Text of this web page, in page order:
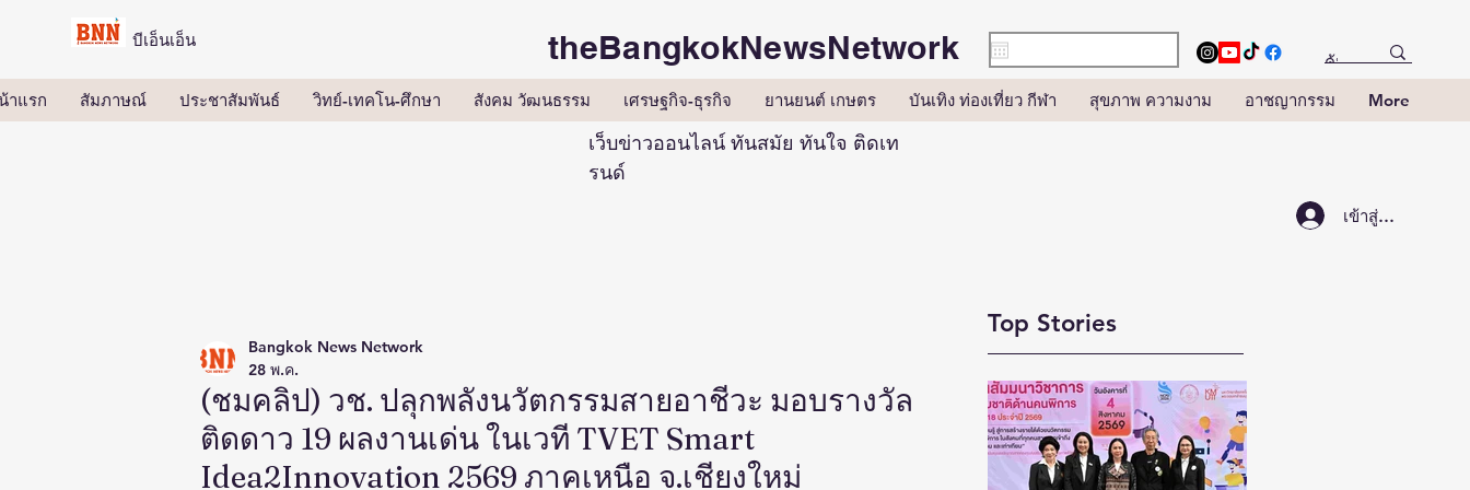
บีเอ็นเอ็น theBangkokNewsNetwork
าแรก สัมภาษณ์ ประชาสัมพันธ์ วิทย์-เทคโน-ศึกษา สังคม วัฒนธรรม เศรษฐกิจ-ธุรกิจ ยานยนต์ เกษตร บันเทิง ท่องเที่ยว กีฬา สุขภาพ ความงาม อาชญากรรม More
เว็บข่าวออนไลน์ ทันสมัย ทันใจ ติดเท
รนด์
เข้าสู่ระบบ
(ชมคลิป) วช. ปลุกพลังนวัตกรรมสายอาชีวะ มอบรางวัล
ติดดาว 19 ผลงานเด่น ในเวที TVET Smart
Idea2Innovation 2569 ภาคเหนือ จ.เชียงใหม่
Bangkok News Network
28 พ.ค.
Top Stories